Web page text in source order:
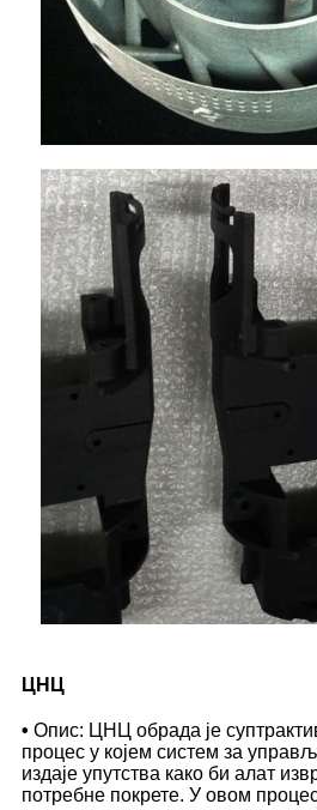
ЦНЦ
• Опис: ЦНЦ обрада је
процес у којем систем за
издаје упутства како би алат
потребне покрете. У овом